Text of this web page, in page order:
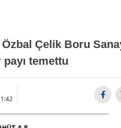
Çelik Boru
temettu